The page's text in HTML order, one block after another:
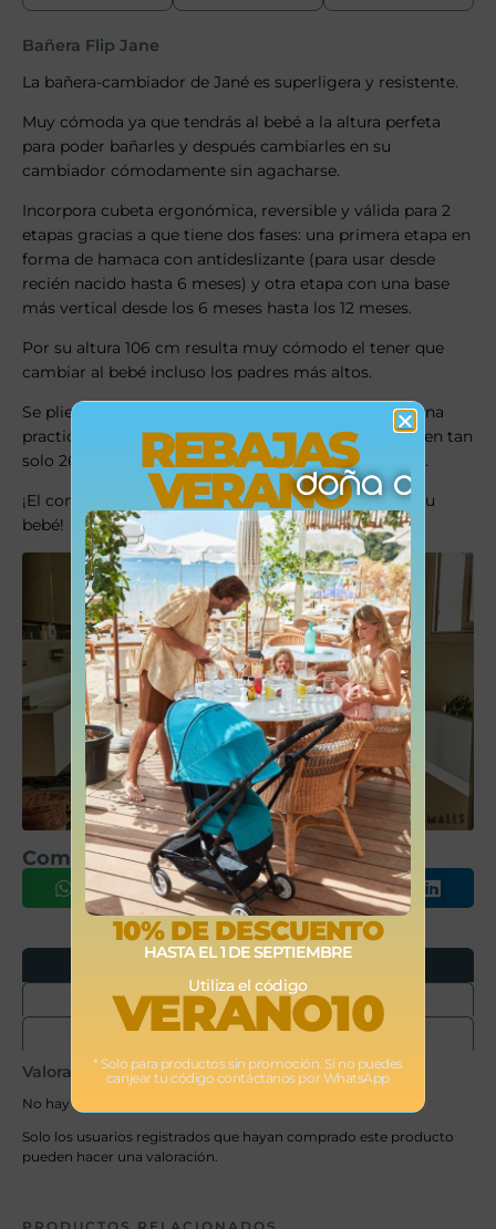
Bañera Flip Jane
La bañera-cambiador de Jané es superligera y resistente.
Muy cómoda ya que tendrás al bebé a la altura perfeta
para poder bañarles y después cambiarles en su
cambiador cómodamente sin agacharse.
Incorpora cubeta ergonómica, reversible y válida para 2
etapas gracias a que tiene dos fases: una primera etapa en
forma de hamaca con antideslizante (para usar desde
recién nacido hasta 6 meses) y otra etapa con una base
más vertical desde los 6 meses hasta los 12 meses.
Por su altura 106 cm resulta muy cómodo el tener que
cambiar al bebé incluso los padres más altos.
Se pliega muy compacta gracias a que dispone de una
practica asa central que la pliega plana quedándose en tan
solo 26 cm de anchura (quitando primero la cubeta).
¡El complemento perfecto para la hora del baño de tu
bebé!
Comparte este producto
Envíos
Devoluciones
Valoraciones
No hay valoraciones aún.
Solo los usuarios registrados que hayan comprado este producto
pueden hacer una valoración.
REBAJAS
VERANO
10% DE DESCUENTO
HASTA EL 1 DE SEPTIEMBRE
Utiliza el código
VERANO10
* Solo para productos sin promoción. Si no puedes
canjear tu código contáctanos por WhatsApp